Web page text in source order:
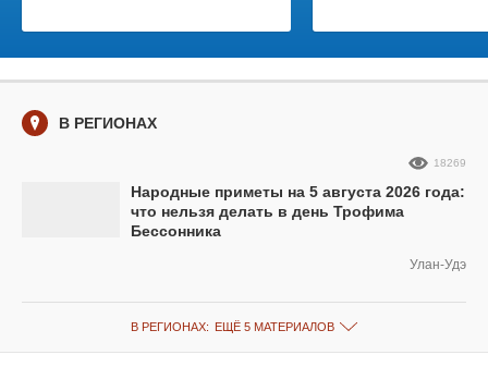
В РЕГИОНАХ
Народные приметы на 5 августа 2026 года:
что нельзя делать в день Трофима
Бессонника
18269
Улан-Удэ
В РЕГИОНАХ: ЕЩЁ 5 МАТЕРИАЛОВ